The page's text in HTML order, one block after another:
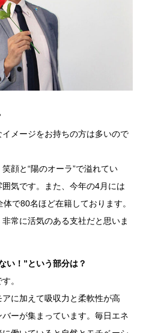
イメージをお持ちの方は多いので
顔と“陽のオーラ”で溢れてい
気です。また、今年の4月には
で80名ほど在籍しております。
常に活気のある支社だと思いま
！”という部分は？
。
に加えて吸収力と柔軟性が高
ーが集まっています。毎日エネ